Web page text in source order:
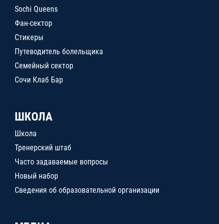
Sochi Queens
Фан-сектор
Стикеры
Путеводитель болельщика
Семейный сектор
Сочи Клаб Бар
ШКОЛА
Школа
Тренерский штаб
Часто задаваемые вопросы
Новый набор
Сведения об образовательной организации